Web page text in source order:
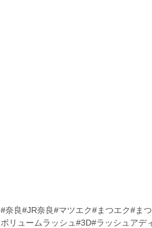
#奈良#JR奈良#マツエク#まつエク#ま
ボリュームラッシュ#3D#ラッシュアデ